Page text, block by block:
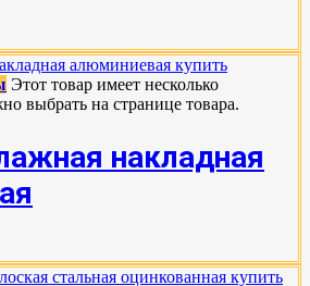
Этот товар имеет несколько
выбрать на странице товара.
накладная